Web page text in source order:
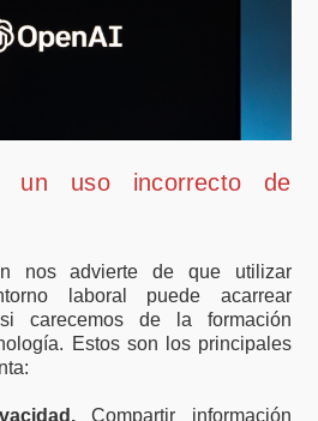
un uso incorrecto de
nos advierte de que utilizar
laboral puede acarrear
carecemos de la formación
Estos son los principales
Compartir información